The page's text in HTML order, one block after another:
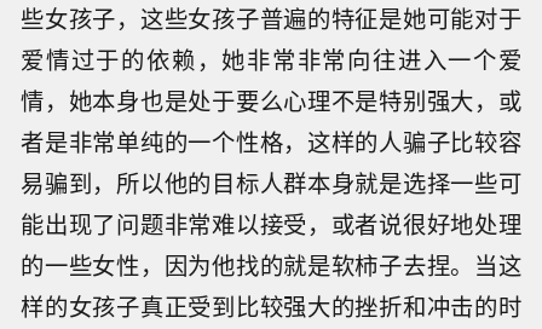
些女孩子，这些女孩子普遍的特征是她可能对于
爱情过于的依赖，她非常非常向往进入一个爱
情，她本身也是处于要么心理不是特别强大，或
者是非常单纯的一个性格，这样的人骗子比较容
易骗到，所以他的目标人群本身就是选择一些可
能出现了问题非常难以接受，或者说很好地处理
的一些女性，因为他找的就是软柿子去捏。当这
样的女孩子真正受到比较强大的挫折和冲击的时